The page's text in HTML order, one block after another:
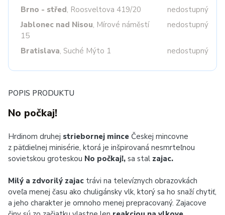
Brno - střed, Roosveltova 419/20
nedostupný
Jablonec nad Nisou, Mírové náměstí
15
nedostupný
Bratislava, Suché Mýto 1 nedostupný
POPIS PRODUKTU
No počkaj!
Hrdinom druhej striebornej mince Českej mincovne
z päťdielnej minisérie, ktorá je inšpirovaná nesmrteľnou
sovietskou groteskou No počkaj!, sa stal zajac.
Milý a zdvorilý zajac trávi na televíznych obrazovkách
oveľa menej času ako chuligánsky vlk, ktorý sa ho snaží chytiť,
a jeho charakter je omnoho menej prepracovaný. Zajacove